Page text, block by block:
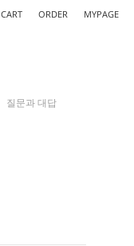
CART ORDER MYPAGE
질문과 대답